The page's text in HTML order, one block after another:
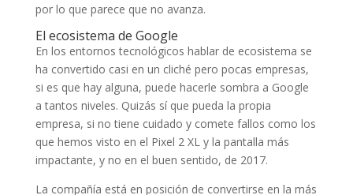
por lo que parece que no avanza.
El ecosistema de Google
En los entornos tecnológicos hablar de ecosistema se
ha convertido casi en un cliché pero pocas empresas,
si es que hay alguna, puede hacerle sombra a Google
a tantos niveles. Quizás sí que pueda la propia
empresa, si no tiene cuidado y comete fallos como los
que hemos visto en el Pixel 2 XL y la pantalla más
impactante, y no en el buen sentido, de 2017.
La compañía está en posición de convertirse en la más